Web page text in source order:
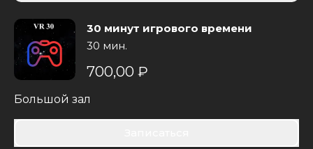
30 минут игрового времени
30 мин.
700,00 ₽
Большой зал